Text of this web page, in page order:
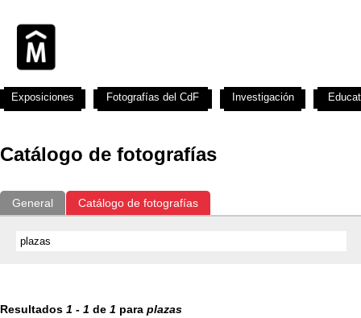
Catálogo de fotografías
General Catálogo de fotografías
Resultados 1 - 1 de 1 para plazas
Exposiciones Fotografías del CdF Investigación